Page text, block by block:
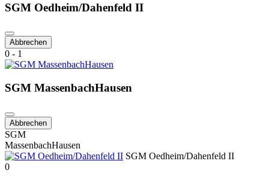
SGM Oedheim/Dahenfeld II
Abbrechen
0 - 1
SGM MassenbachHausen
Abbrechen
SGM
MassenbachHausen
SGM Oedheim/Dahenfeld II
0